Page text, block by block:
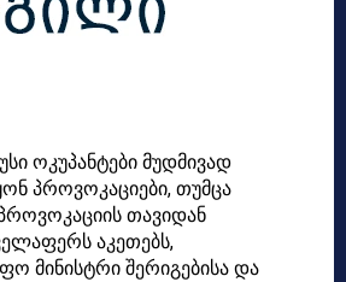
ოკუპანტები მუდმივად
პროვოკაციები, თუმცა
თავიდან
აკეთებს,
მინისტრი შერიგებისა და